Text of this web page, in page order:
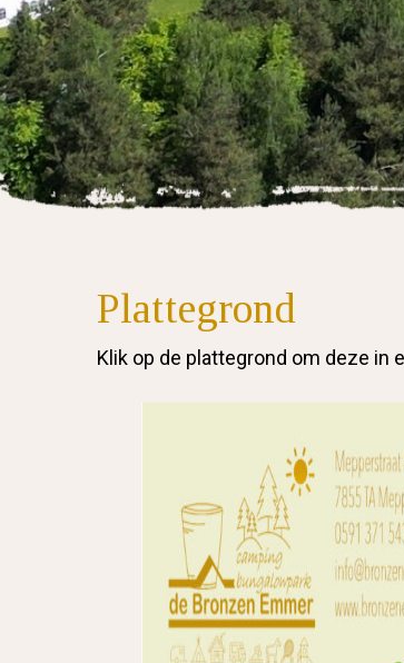
Plattegrond
Klik op de plattegrond om deze in